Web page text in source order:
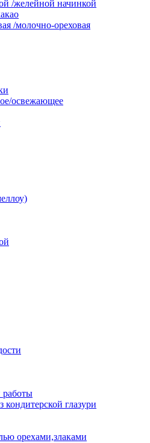
/желейной начинкой
/молочно-ореховая
освежающее
глазури
орехами,злаками